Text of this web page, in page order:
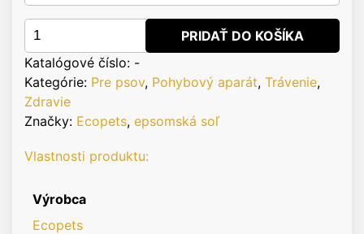
množstvo
Ecopets
eko
regenerácia
PRIDAŤ DO KOŠÍKA
Katalógové číslo: -
Kategórie: Pre psov, Pohybový aparát, Trávenie,
Zdravie
Značky: Ecopets, epsomská soľ
Vlastnosti produktu:
Výrobca
Ecopets